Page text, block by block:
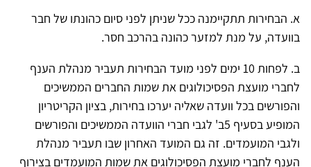
א. הבחירות תתקיימנה ככל שניתן לפני סיום כהונתו של חבר
בוועדה, על מנת למזער כהונה בהרכב חסר.
ב. לפחות 10 ימים לפני מועד הבחירות תעביר מנהלת הענף
לחברי מועצת הפסיכולוגים את שמות החברים הממשיכים
והפורשים בכל וועדה שאליה יערכו בחירות, בציון הקריטריון
המופיע בסעיף 5ב' לגבי חברי הוועדה הממשיכים והפורשים
ולגבי המועמדים. זה גם המועד האחרון שבו תעביר מנהלת
הענף לחברי מועצת הפסיכולוגים את שמות המועמדים בצירוף